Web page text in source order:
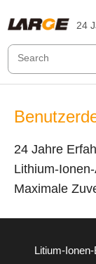
24
24 Jahre
Lithium-
Maximale
Litium-